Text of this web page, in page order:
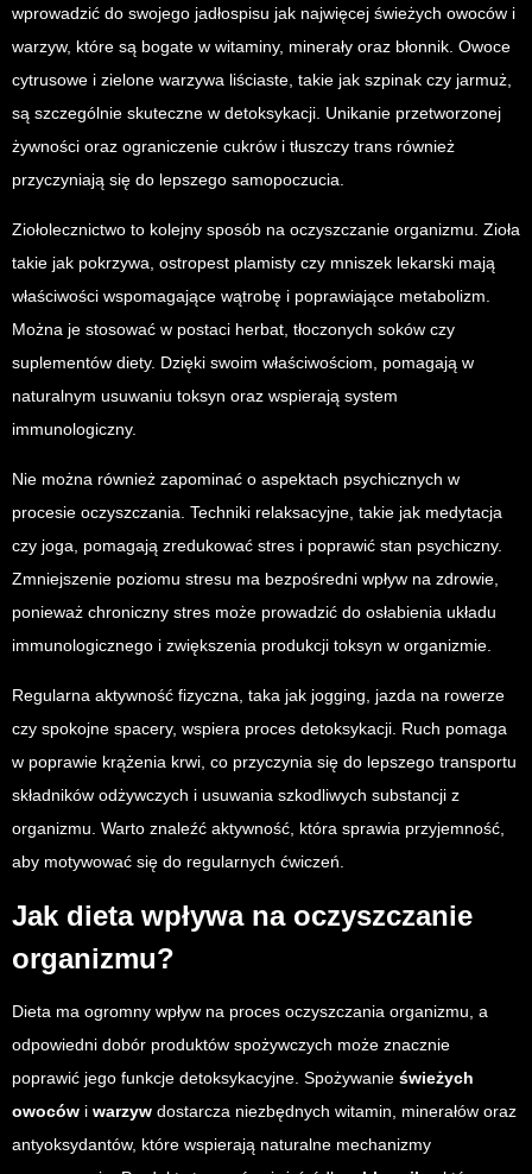
wprowadzić do swojego jadłospisu jak najwięcej świeżych owoców i
warzyw, które są bogate w witaminy, minerały oraz błonnik. Owoce
cytrusowe i zielone warzywa liściaste, takie jak szpinak czy jarmuż,
są szczególnie skuteczne w detoksykacji. Unikanie przetworzonej
żywności oraz ograniczenie cukrów i tłuszczy trans również
przyczyniają się do lepszego samopoczucia.
Ziołolecznictwo to kolejny sposób na oczyszczanie organizmu. Zioła
takie jak pokrzywa, ostropest plamisty czy mniszek lekarski mają
właściwości wspomagające wątrobę i poprawiające metabolizm.
Można je stosować w postaci herbat, tłoczonych soków czy
suplementów diety. Dzięki swoim właściwościom, pomagają w
naturalnym usuwaniu toksyn oraz wspierają system
immunologiczny.
Nie można również zapominać o aspektach psychicznych w
procesie oczyszczania. Techniki relaksacyjne, takie jak medytacja
czy joga, pomagają zredukować stres i poprawić stan psychiczny.
Zmniejszenie poziomu stresu ma bezpośredni wpływ na zdrowie,
ponieważ chroniczny stres może prowadzić do osłabienia układu
immunologicznego i zwiększenia produkcji toksyn w organizmie.
Regularna aktywność fizyczna, taka jak jogging, jazda na rowerze
czy spokojne spacery, wspiera proces detoksykacji. Ruch pomaga
w poprawie krążenia krwi, co przyczynia się do lepszego transportu
składników odżywczych i usuwania szkodliwych substancji z
organizmu. Warto znaleźć aktywność, która sprawia przyjemność,
aby motywować się do regularnych ćwiczeń.
Jak dieta wpływa na oczyszczanie
organizmu?
Dieta ma ogromny wpływ na proces oczyszczania organizmu, a
odpowiedni dobór produktów spożywczych może znacznie
poprawić jego funkcje detoksykacyjne. Spożywanie świeżych
owoców i warzyw dostarcza niezbędnych witamin, minerałów oraz
antyoksydantów, które wspierają naturalne mechanizmy